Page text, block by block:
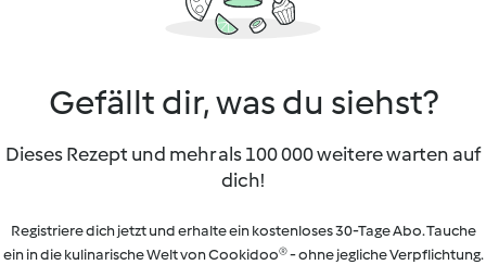
Gefällt dir, was du siehst?
Dieses Rezept und mehr als 100 000 weitere warten auf
dich!
Registriere dich jetzt und erhalte ein kostenloses 30-Tage Abo. Tauche
ein in die kulinarische Welt von Cookidoo® - ohne jegliche Verpflichtung.